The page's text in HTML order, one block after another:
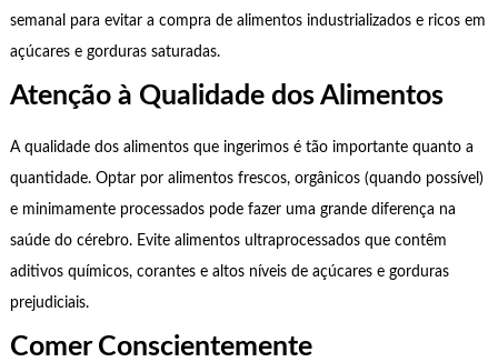
semanal para evitar a compra de alimentos industrializados e ricos em
açúcares e gorduras saturadas.
Atenção à Qualidade dos Alimentos
A qualidade dos alimentos que ingerimos é tão importante quanto a
quantidade. Optar por alimentos frescos, orgânicos (quando possível)
e minimamente processados pode fazer uma grande diferença na
saúde do cérebro. Evite alimentos ultraprocessados que contêm
aditivos químicos, corantes e altos níveis de açúcares e gorduras
prejudiciais.
Comer Conscientemente